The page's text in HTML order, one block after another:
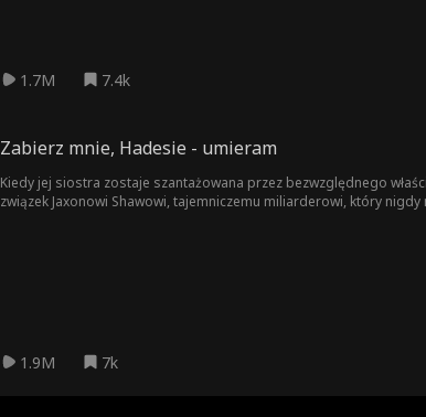
1.7M 7.4k
Zabierz mnie, Hadesie - umieram
Kiedy jej siostra zostaje szantażowana przez bezwzględnego
związek Jaxonowi Shawowi, tajemniczemu miliarderowi, który
1.9M 7k